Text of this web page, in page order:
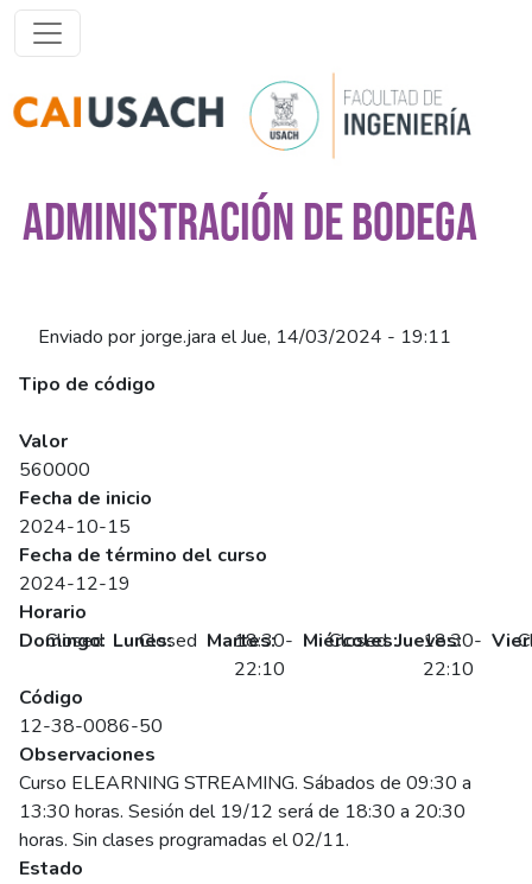
Pasar al contenido principal
ADMINISTRACIÓN DE BODEGA
Enviado por jorge.jara elJue, 14/03/2024 - 19:11
Tipo de código
Valor
560000
Fecha de inicio
2024-10-15
Fecha de término del curso
2024-12-19
Horario
Domingo:
Closed Lunes:
Closed Martes:
18:30-
22:10
Miércoles:
Closed Jueves:
18:30-
22:10
Código
12-38-0086-50
Observaciones
Curso ELEARNING STREAMING. Sábados de 09:30 a
13:30 horas. Sesión del 19/12 será de 18:30 a 20:30
horas. Sin clases programadas el 02/11.
Estado